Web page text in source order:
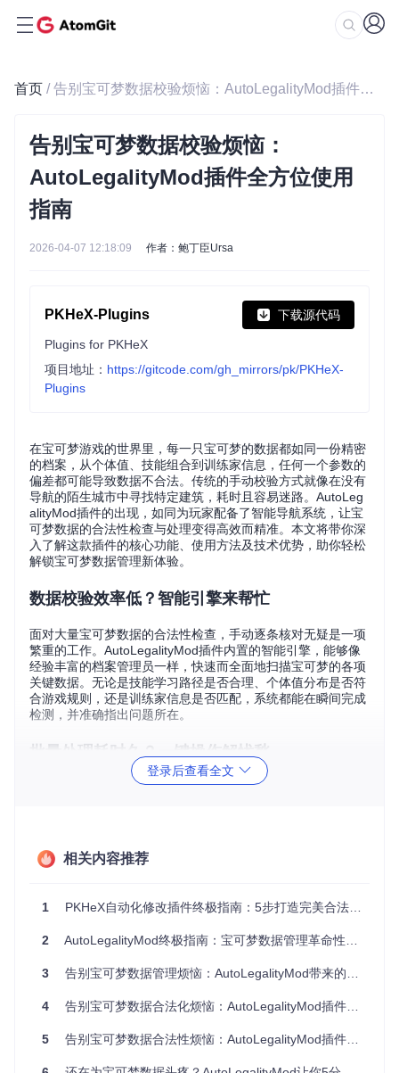
首页 / 告别宝可梦数据校验烦恼：AutoLegalityMod插件全方位使用指南
告别宝可梦数据校验烦恼：
AutoLegalityMod插件全方位使用
指南
2026-04-07 12:18:09 作者：鲍丁臣Ursa
PKHeX-Plugins 下载源代码
Plugins for PKHeX
项目地址： https://gitcode.com/gh_mirrors/pk/PKHeX-
Plugins
在宝可梦游戏的世界里，每一只宝可梦的数据都如同一份精密
的档案，从个体值、技能组合到训练家信息，任何一个参数的
偏差都可能导致数据不合法。传统的手动校验方式就像在没有
导航的陌生城市中寻找特定建筑，耗时且容易迷路。AutoLeg
alityMod插件的出现，如同为玩家配备了智能导航系统，让宝
可梦数据的合法性检查与处理变得高效而精准。本文将带你深
入了解这款插件的核心功能、使用方法及技术优势，助你轻松
解锁宝可梦数据管理新体验。
数据校验效率低？智能引擎来帮忙
面对大量宝可梦数据的合法性检查，手动逐条核对无疑是一项
繁重的工作。AutoLegalityMod插件内置的智能引擎，能够像
经验丰富的档案管理员一样，快速而全面地扫描宝可梦的各项
关键数据。无论是技能学习路径是否合理、个体值分布是否符
合游戏规则，还是训练家信息是否匹配，系统都能在瞬间完成
检测，并准确指出问题所在。
批量处理耗时久？一键操作解忧愁
当你需要处理整个盒子的宝可梦数据时，逐个调整的方式简直
化生产线，大大提升了数据处理的效率，让你从繁琐的重复劳
动中解放出来。
对战平台数据导入难？格式转换工具来解决
对于宝可梦对战爱好者而言，从流行的对战平台导入队伍配置
down格式无缝对接功能，就像一位优秀的翻译官，能够准确
使得你能够快速将网络上的优秀队伍配置应用到自己的游戏
登录后查看全文
相关内容推荐
1 PKHeX自动化修改插件终极指南：5步打造完美合法宝可梦
2 AutoLegalityMod终极指南：宝可梦数据管理革命性工具
3 告别宝可梦数据管理烦恼：AutoLegalityMod带来的宝可梦合法性生成革新
4 告别宝可梦数据合法化烦恼：AutoLegalityMod插件全方位使用指南
5 告别宝可梦数据合法性烦恼：AutoLegalityMod插件全方位使用指南